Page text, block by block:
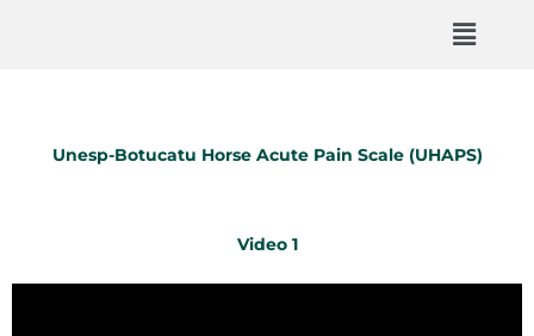
Unesp-Botucatu Horse Acute Pain Scale (UHAPS)
Video 1